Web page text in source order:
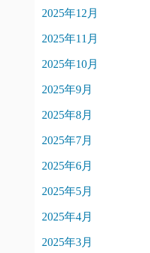
2025年12月
2025年11月
2025年10月
2025年9月
2025年8月
2025年7月
2025年6月
2025年5月
2025年4月
2025年3月